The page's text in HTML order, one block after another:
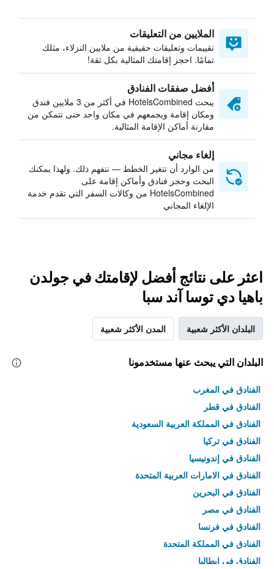
الملايين من التعليقات
تقييمات وتعليقات حقيقية من ملايين النزلاء، مثلك
تمامًا. احجز إقامتك المثالية بكل ثقة!
أفضل صفقات الفنادق
يبحث HotelsCombined في أكثر من 3 ملايين فندق
ومكان إقامة ويجمعهم في مكان واحد حتى تتمكن من
مقارنة أماكن الإقامة المثالية.
إلغاء مجاني
من الوارد أن تتغير الخطط — نتفهم ذلك. ولهذا يمكنك
البحث وحجز فنادق وأماكن إقامة على
HotelsCombined من وكالات السفر التي تقدم خدمة
الإلغاء المجاني
اعثر على نتائج أفضل لإقامتك في جولدن
باهيا دي توسا آند سبا
البلدان الأكثر شعبية المدن الأكثر شعبية
البلدان التي يبحث عنها مستخدمونا
الفنادق في المغرب
الفنادق في قطر
الفنادق في المملكة العربية السعودية
الفنادق في تركيا
الفنادق في إندونيسيا
الفنادق في الامارات العربية المتحدة
الفنادق في البحرين
الفنادق في مصر
الفنادق في فرنسا
الفنادق في المملكة المتحدة
الفنادق في إيطاليا